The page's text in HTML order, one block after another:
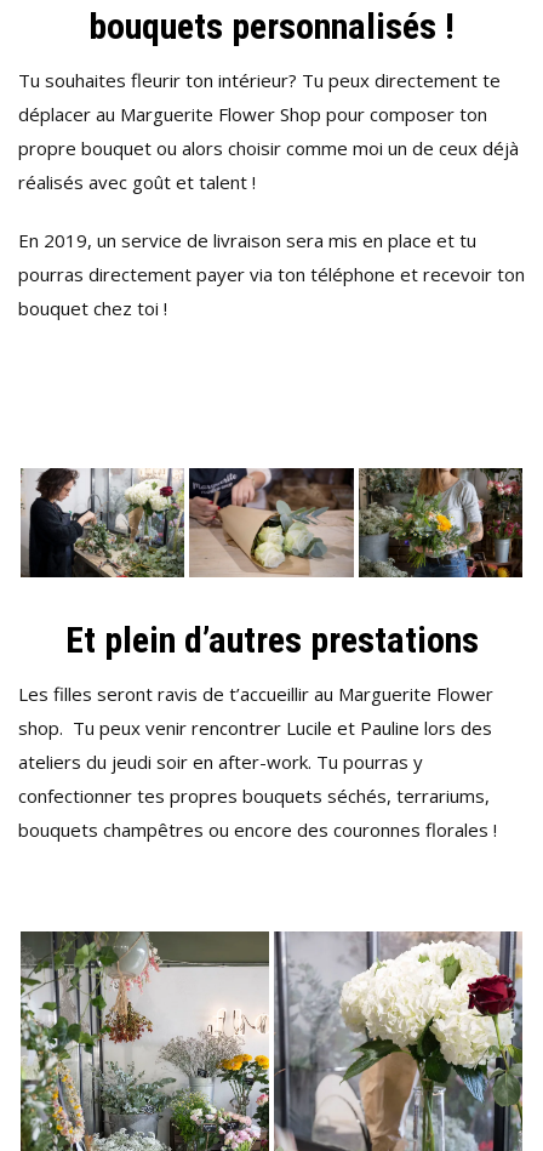
bouquets personnalisés !
Tu souhaites fleurir ton intérieur? Tu peux directement te
déplacer au Marguerite Flower Shop pour composer ton
propre bouquet ou alors choisir comme moi un de ceux déjà
réalisés avec goût et talent !
En 2019, un service de livraison sera mis en place et tu
pourras directement payer via ton téléphone et recevoir ton
bouquet chez toi !
Et plein d’autres prestations
Les filles seront ravis de t’accueillir au Marguerite Flower
shop. Tu peux venir rencontrer Lucile et Pauline lors des
ateliers du jeudi soir en after-work. Tu pourras y
confectionner tes propres bouquets séchés, terrariums,
bouquets champêtres ou encore des couronnes florales !